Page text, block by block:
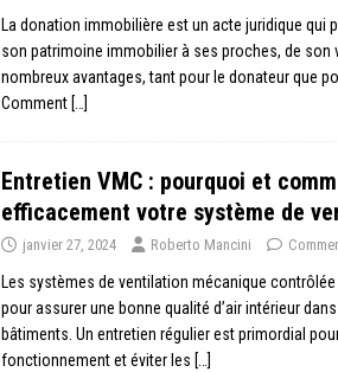
La donation immobilière est un acte juridique qui
son patrimoine immobilier à ses proches, de son
nombreux avantages, tant pour le donateur que
Comment […]
Entretien VMC : pourquoi et
efficacement votre système de
janvier 27, 2024 Roberto Mancini
Les systèmes de ventilation mécanique
pour assurer une bonne qualité d’air intérieur
bâtiments. Un entretien régulier est primordial
fonctionnement et éviter les […]